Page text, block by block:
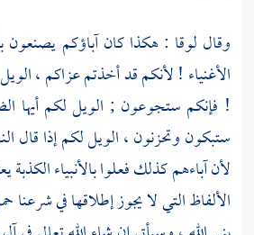
وقال لوقا : هكذا كان آباؤكم يصنعون
الأغنياء ! لأنكم قد أخذتم عزاكم ،
! فإنكم ستجوعون ; الويل لكم أيها
ستبكون وتحزنون ، الويل لكم إذا قال
لأن آباءهم كذلك فعلوا بالأنبياء الكذبة
الألفاظ التي لا يجوز إطلاقها في شرعنا